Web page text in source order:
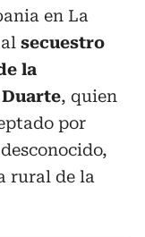
en La
secuestro
la
, quien
por
rural de la